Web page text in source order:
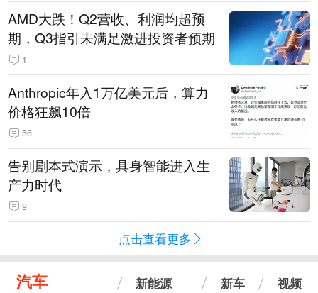
AMD大跌！Q2营收、利润均超预
期，Q3指引未满足激进投资者预期
1
Anthropic年入1万亿美元后，算力
价格狂飙10倍
56
告别剧本式演示，具身智能进入生
产力时代
9
点击查看更多
汽车 新能源 新车 视频